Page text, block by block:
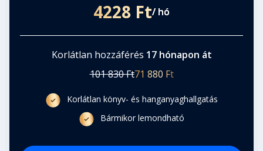
4228 Ft/ hó
Korlátlan hozzáférés 17 hónapon át
101 830 Ft71 880 Ft
Korlátlan könyv- és hanganyaghallgatás
Bármikor lemondható